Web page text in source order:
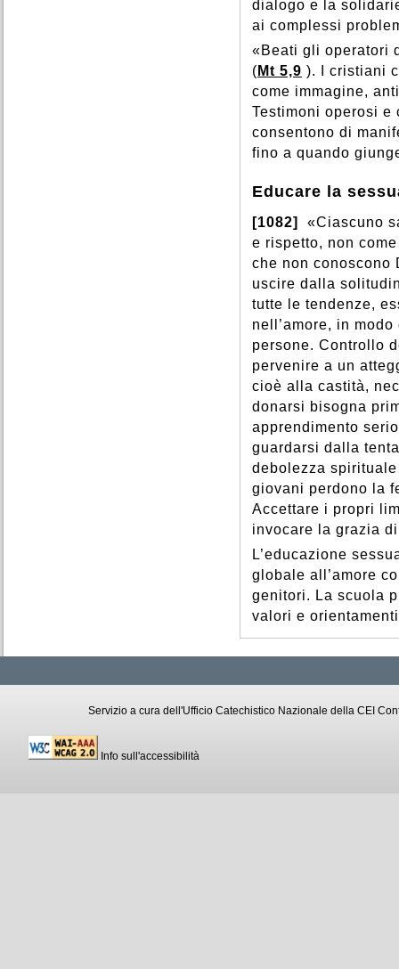
dialogo e la
ai complessi
«Beati gli operatori
( Mt 5,9 ). I cristiani
come immagine,
Testimoni operosi
consentono di
fino a quando
Educare la
[1082]
«Ciascuno
e rispetto, non
che non conoscono
uscire dalla
tutte le tendenze,
nell’amore, in
persone. Controllo
pervenire a un
cioè alla castità,
donarsi bisogna
apprendimento
guardarsi dalla
debolezza
giovani perdono la
Accettare i propri
invocare la grazia
L’educazione
globale all’amore
genitori. La scuola
valori e
Servizio a cura dell'Ufficio Catechistico Nazionale della CEI
Info sull'accessibilità